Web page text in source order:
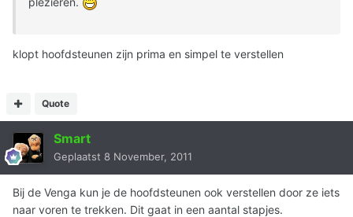
klopt hoofdsteunen zijn prima en simpel te verstellen
Quote
Smart
Geplaatst 8 November, 2011
Bij de Venga kun je de hoofdsteunen ook verstellen door ze iets
naar voren te trekken. Dit gaat in een aantal stapjes.